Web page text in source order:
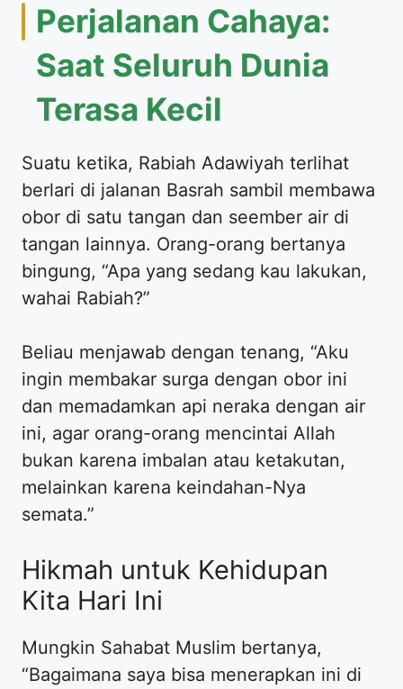
Perjalanan Cahaya:
Saat Seluruh Dunia
Terasa Kecil
Suatu ketika, Rabiah Adawiyah terlihat
berlari di jalanan Basrah sambil membawa
obor di satu tangan dan seember air di
tangan lainnya. Orang-orang bertanya
bingung, “Apa yang sedang kau lakukan,
wahai Rabiah?”
Beliau menjawab dengan tenang, “Aku
ingin membakar surga dengan obor ini
dan memadamkan api neraka dengan air
ini, agar orang-orang mencintai Allah
bukan karena imbalan atau ketakutan,
melainkan karena keindahan-Nya
semata.”
Hikmah untuk Kehidupan
Kita Hari Ini
Mungkin Sahabat Muslim bertanya,
“Bagaimana saya bisa menerapkan ini di